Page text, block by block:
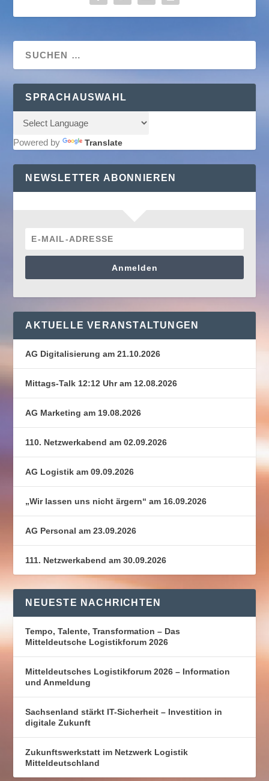
SPRACHAUSWAHL
Powered by Translate
NEWSLETTER ABONNIEREN
Anmelden
AKTUELLE VERANSTALTUNGEN
AG Digitalisierung am 21.10.2026
Mittags-Talk 12:12 Uhr am 12.08.2026
AG Marketing am 19.08.2026
110. Netzwerkabend am 02.09.2026
AG Logistik am 09.09.2026
„Wir lassen uns nicht ärgern“ am 16.09.2026
AG Personal am 23.09.2026
111. Netzwerkabend am 30.09.2026
NEUESTE NACHRICHTEN
Tempo, Talente, Transformation – Das
Mitteldeutsche Logistikforum 2026
Mitteldeutsches Logistikforum 2026 – Information
und Anmeldung
Sachsenland stärkt IT-Sicherheit – Investition in
digitale Zukunft
Zukunftswerkstatt im Netzwerk Logistik
Mitteldeutschland